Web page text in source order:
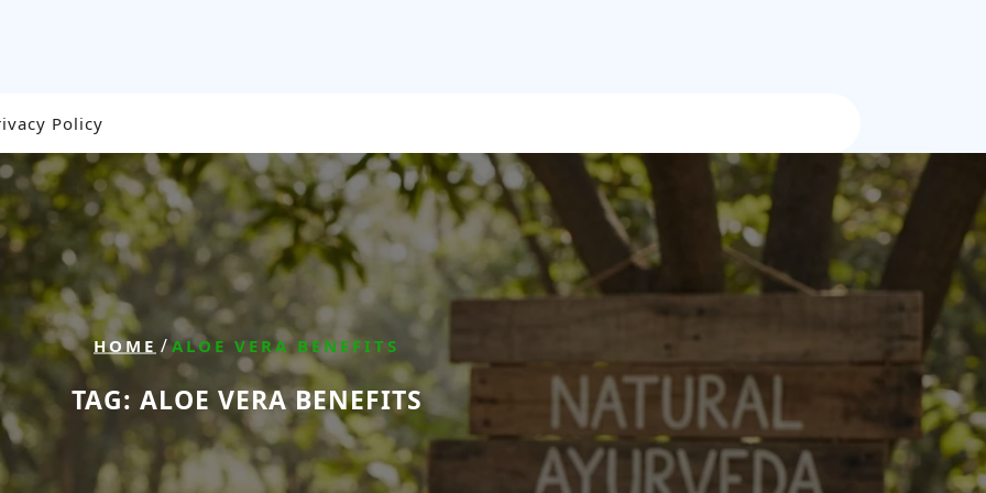
Policy
HOME /ALOE VERA BENEFITS
TAG: ALOE VERA BENEFITS